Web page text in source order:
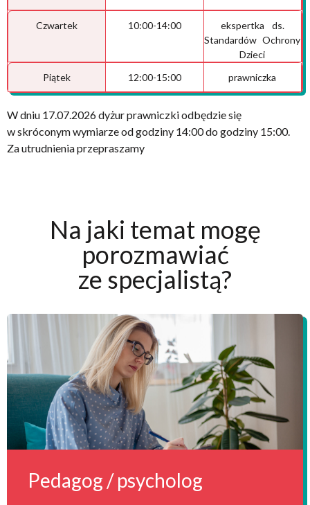
Czwartek 10:00-14:00
ekspertka ds.
Standardów Ochrony
Dzieci
Piątek
12:00-15:00 prawniczka
W dniu 17.07.2026 dyżur prawniczki odbędzie się
w skróconym wymiarze od godziny 14:00 do godziny 15:00.
Za utrudnienia przepraszamy
Na jaki temat mogę
porozmawiać
ze specjalistą?
Pedagog / psycholog